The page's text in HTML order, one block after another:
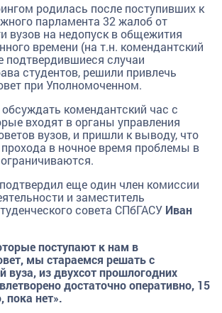
родилась после поступивших к
парламента 32 жалоб от
вузов на недопуск в общежития
времени (на т.н. комендантский
подтвердившиеся случаи
студентов, решили привлечь
при Уполномоченном.
комендантский час с
входят в органы управления
вузов, и пришли к выводу, что
в ночное время проблемы в
еще один член комиссии
и заместитель
совета СПбГАСУ Иван
поступают к нам в
мы стараемся решать с
вуза, из двухсот прошлогодних
достаточно оперативно, 15
пока нет».